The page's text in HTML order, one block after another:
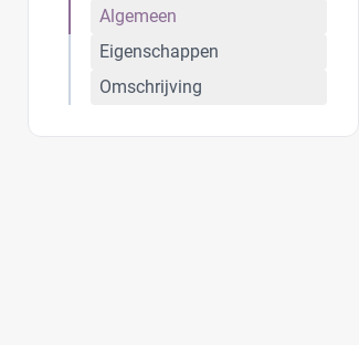
Algemeen
Eigenschappen
Omschrijving